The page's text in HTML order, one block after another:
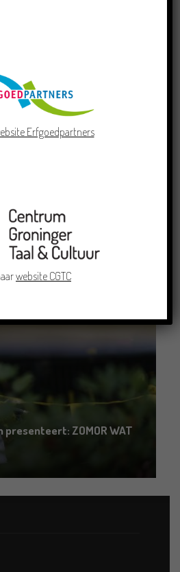
kinderboek met
verhalen
uitwisseling in Oldenburg
Platduits
ZOMOR WAT
Erfgoedpartners
website CGTC